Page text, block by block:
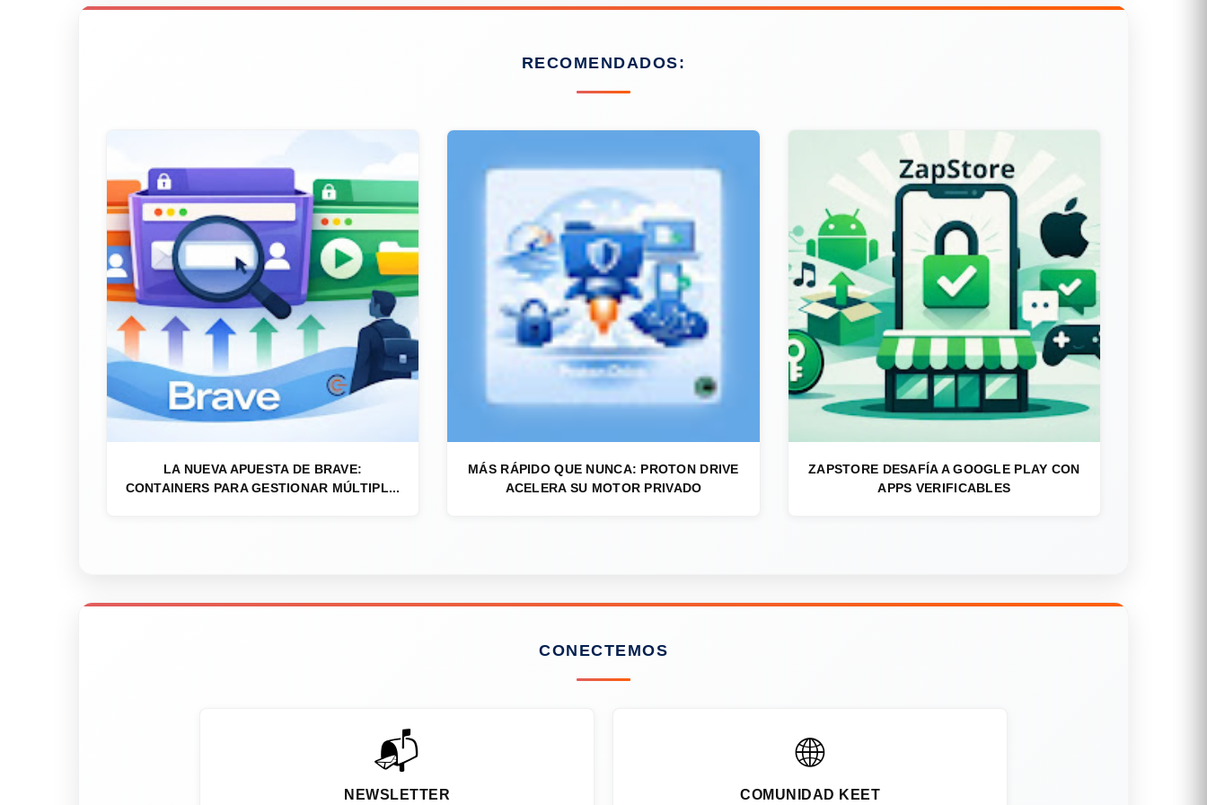
RECOMENDADOS:
LA NUEVA APUESTA DE BRAVE:
CONTAINERS PARA GESTIONAR MÚLTIPL...
MÁS RÁPIDO QUE NUNCA: PROTON DRIVE
ACELERA SU MOTOR PRIVADO
ZAPSTORE DESAFÍA A GOOGLE PLAY CON
APPS VERIFICABLES
CONECTEMOS
📬
NEWSLETTER
🌐
COMUNIDAD KEET